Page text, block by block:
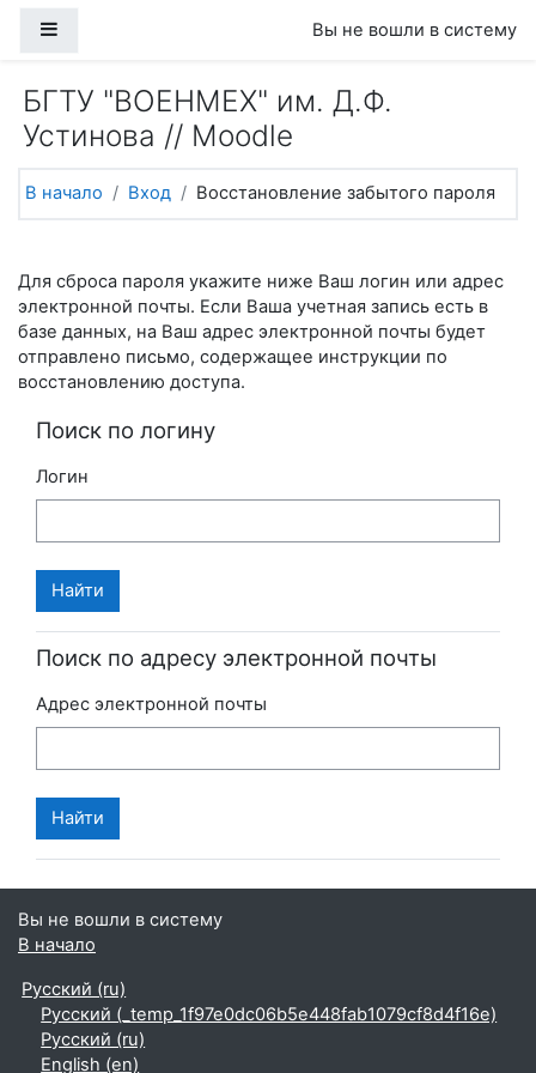
Вы не вошли в систему
БГТУ "ВОЕНМЕХ" им. Д.Ф.
Устинова // Moodle
В начало Вход Восстановление забытого пароля
Для сброса пароля укажите ниже Ваш логин или адрес
электронной почты. Если Ваша учетная запись есть в
базе данных, на Ваш адрес электронной почты будет
отправлено письмо, содержащее инструкции по
восстановлению доступа.
Поиск по логину
Логин
Поиск по адресу электронной почты
Адрес электронной почты
Вы не вошли в систему
В начало
Русский ‎(ru)‎
Русский ‎(_temp_1f97e0dc06b5e448fab1079cf8d4f16e)‎
Русский ‎(ru)‎
English ‎(en)‎